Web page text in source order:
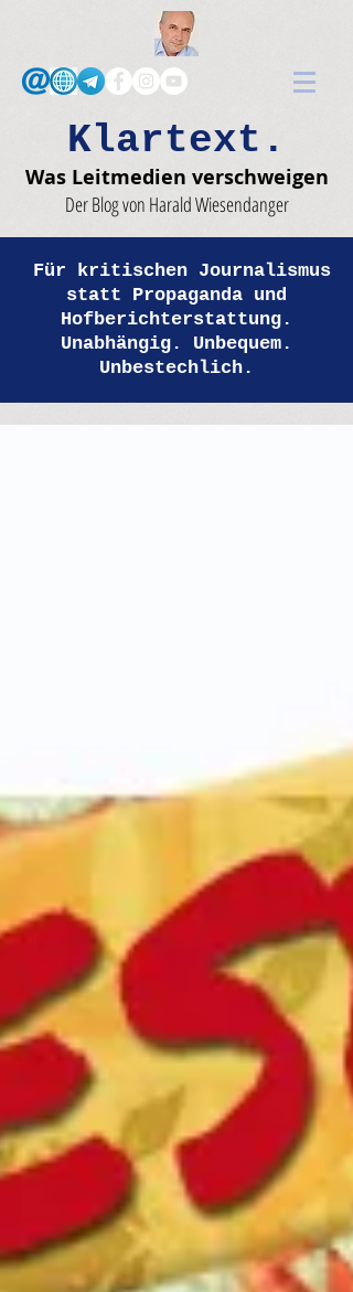
Klartext.
Was Leitmedien verschweigen
Der Blog von Harald Wiesendanger
Für kritischen Journalismus
statt Propaganda und
Hofberichterstattung.
Unabhängig. Unbequem.
Unbestechlich.